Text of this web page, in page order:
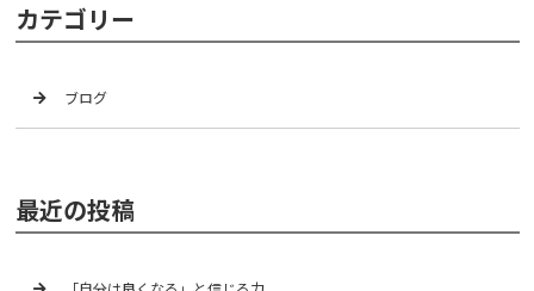
カテゴリー
ブログ
最近の投稿